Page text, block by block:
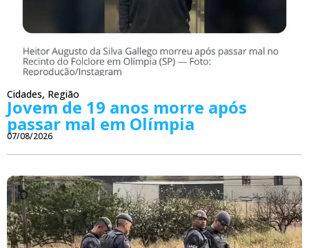
Cidades, Região
Jovem de 19 anos morre após
passar mal em Olímpia
07/08/2026